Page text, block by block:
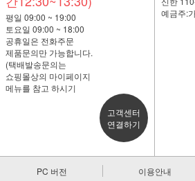
평일 09:00 ~ 19:00
토요일 09:00 ~ 18:00
공휴일은 전화주문
제품문의만 가능합니다.
(택배발송문의는
쇼핑몰상의 마이페이지
메뉴를 참고 하시기
고객센터
연결하기
예금주:
PC 버전 이용안내